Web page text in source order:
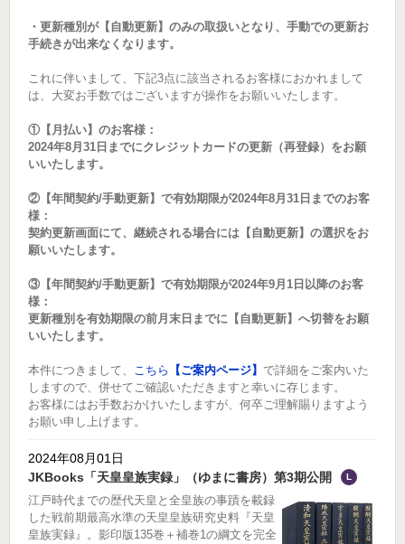
・更新種別が【自動更新】のみの取扱いとなり、手動での更新お
手続きが出来なくなります。
これに伴いまして、下記3点に該当されるお客様におかれまして
は、大変お手数ではございますが操作をお願いいたします。
①【月払い】のお客様：
2024年8月31日までにクレジットカードの更新（再登録）をお願
いいたします。
②【年間契約/手動更新】で有効期限が2024年8月31日までのお客
様：
契約更新画面にて、継続される場合には【自動更新】の選択をお
願いいたします。
③【年間契約/手動更新】で有効期限が2024年9月1日以降のお客
様：
更新種別を有効期限の前月末日までに【自動更新】へ切替をお願
いいたします。
本件につきまして、 こちら 【ご案内ページ】 で詳細をご案内いた
しますので、併せてご確認いただきますと幸いに存じます。
お客様にはお手数おかけいたしますが、何卒ご理解賜りますよう
お願い申し上げます。
2024年08月01日
JKBooks「天皇皇族実録」（ゆまに書房）第3期公開
L
江戸時代までの歴代天皇と全皇族の事蹟を載録
した戦前期最高水準の天皇皇族研究史料『天皇
皇族実録』。影印版135巻＋補巻1の綱文を完全